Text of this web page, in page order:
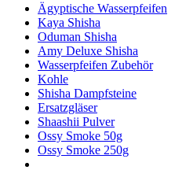
Ägyptische Wasserpfeifen
Kaya Shisha
Oduman Shisha
Amy Deluxe Shisha
Wasserpfeifen Zubehör
Kohle
Shisha Dampfsteine
Ersatzgläser
Shaashii Pulver
Ossy Smoke 50g
Ossy Smoke 250g